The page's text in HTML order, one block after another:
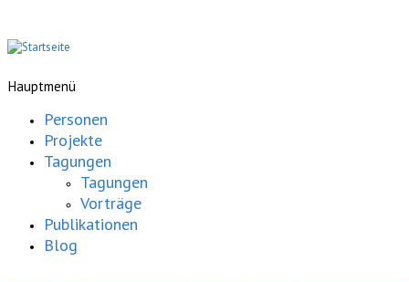
Hauptmenü
Personen
Projekte
Tagungen
Tagungen
Vorträge
Publikationen
Blog